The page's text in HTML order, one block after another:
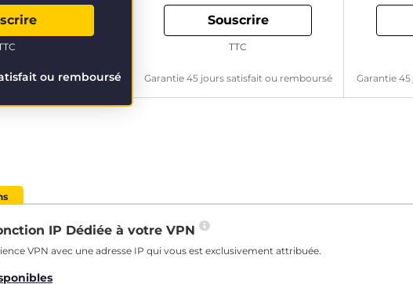
ou remboursé
Souscrire
Garantie 45 jours satisfait ou remboursé
TTC
Garantie
IP Dédiée à votre VPN
VPN avec une adresse IP qui vous est exclusivement attribuée.